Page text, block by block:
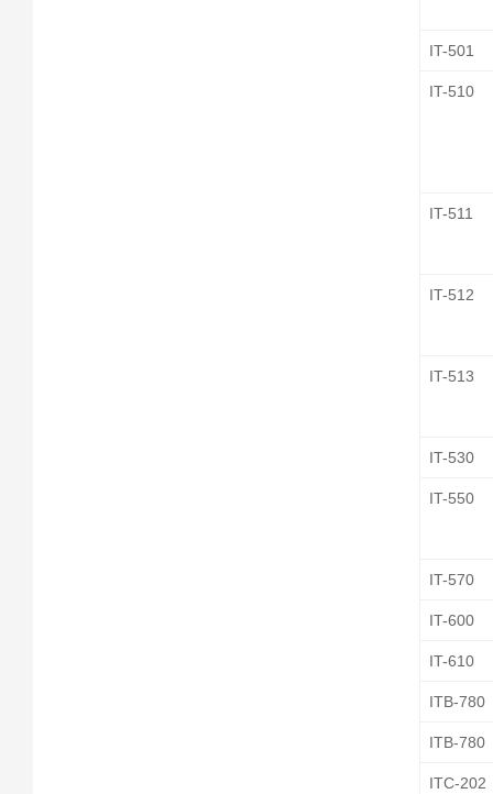
IT-501
IT-510
IT-511
IT-512
IT-513
IT-530
IT-550
IT-570
IT-600
IT-610
ITB-780
ITB-780
ITC-202